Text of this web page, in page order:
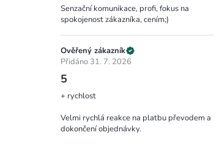
Senzační komunikace, profi, fokus na
spokojenost zákazníka, cením;)
Ověřený zákazník
Přidáno 31. 7. 2026
5
+ rychlost
Velmi rychlá reakce na platbu převodem a
dokončení objednávky.